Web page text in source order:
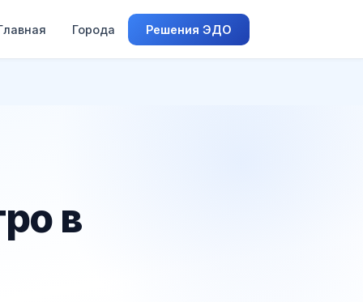
Города Решения ЭДО
в